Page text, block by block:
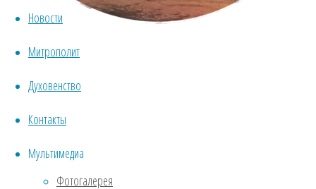
Новости
Митрополит
Духовенство
Контакты
Мультимедиа
Фотогалерея